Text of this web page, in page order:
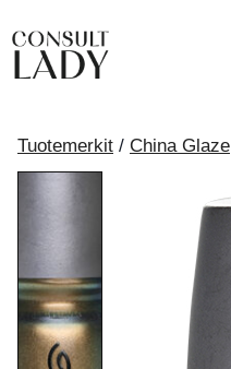
sisältöön
Tuotemerkit / China Glaze